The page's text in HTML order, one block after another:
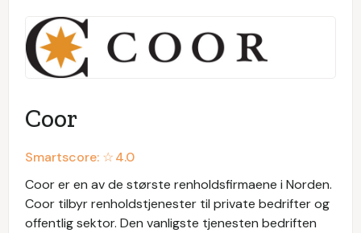
Coor
Smartscore: ☆4.0
Coor er en av de største renholdsfirmaene i Norden.
Coor tilbyr renholdstjenester til private bedrifter og
offentlig sektor. Den vanligste tjenesten bedriften